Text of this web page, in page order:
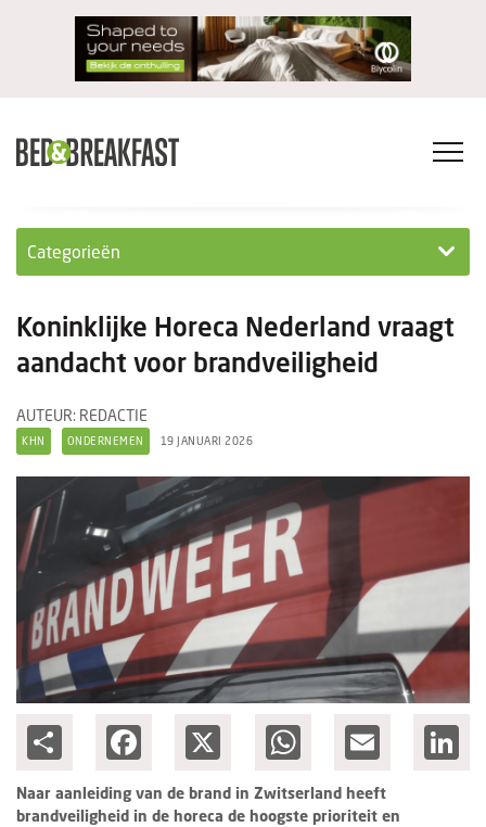
Categorieën
Wet- en regelgeving
Interviews
Ondernemen
Koninklijke Horeca Nederland vraagt
aandacht voor brandveiligheid
AUTEUR: REDACTIE
KHN ONDERNEMEN 19 JANUARI 2026
Facebook WhatsAppEmail
Naar aanleiding van de brand in Zwitserland heeft
brandveiligheid in de horeca de hoogste prioriteit en